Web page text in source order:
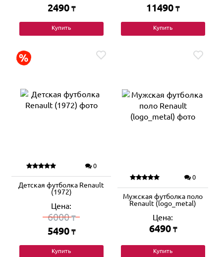
2490 ₸
Купить
11490 ₸
Купить
0
Детская футболка Renault
(1972)
Цена:
6000₸
5490 ₸
Купить
0
Мужская футболка поло
Renault (logo_metal)
Цена:
6490 ₸
Купить